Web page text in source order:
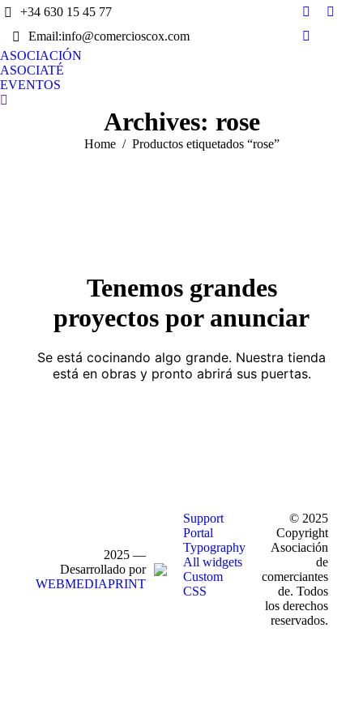
+34 630 15 45 77
Email:info@comercioscox.com
Facebook
page
X
Instagram
ASOCIACIÓN
ASOCIATÉ
EVENTOS
Search:
Archives: rose
You are here:
Home Productos etiquetados “rose”
Tenemos grandes
proyectos por anunciar
Se está cocinando algo grande. Nuestra tienda
está en obras y pronto abrirá sus puertas.
2025 —
Desarrollado por
WEBMEDIAPRINT
Support
Portal
Typography
All widgets
Custom
CSS
© 2025
Copyright
Asociación
de
comerciantes
de. Todos
los derechos
reservados.